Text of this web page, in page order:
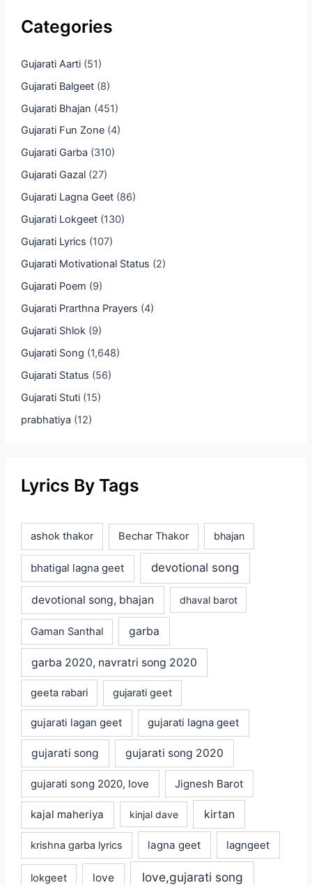
Categories
Gujarati Aarti(51)
Gujarati Balgeet(8)
Gujarati Bhajan (451)
Gujarati Fun Zone(4)
Gujarati Garba (310)
Gujarati Gazal(27)
Gujarati Lagna Geet(86)
Gujarati Lokgeet(130)
Gujarati Lyrics (107)
Gujarati Motivational Status (2)
Gujarati Poem (9)
Gujarati Prarthna Prayers (4)
Gujarati Shlok(9)
Gujarati Song (1,648)
Gujarati Status (56)
Gujarati Stuti(15)
prabhatiya (12)
Lyrics By Tags
ashok thakor Bechar Thakor bhajan
bhatigal lagna geet devotional song
devotional song, bhajan dhaval barot
Gaman Santhal garba
garba 2020, navratri song 2020
geeta rabari gujarati geet
gujarati lagan geet gujarati lagna geet
gujarati song gujarati song 2020
gujarati song 2020, love Jignesh Barot
kajal maheriya kinjal dave kirtan
krishna garba lyrics lagna geet lagngeet
lokgeet love love,gujarati song